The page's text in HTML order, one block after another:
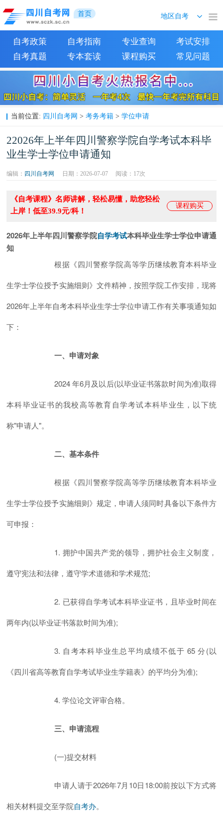
首页
自考政策 自考指南 专业查询
考试安排
自考真题
专本套读 课程购买 常见问题
当前位置: 四川自考网 > 考务考籍> 学位申请
22026年上半年四川警察学院自学考试本科毕
业生学士学位申请通知
编辑： 四川自考网 日期：2026-07-07 阅读： 17次
课程购买
《自考课程》名师讲解，轻松易懂，助您轻松
上岸！低至39.9元/科！
2026年上半年四川警察学院自学考试本科毕业生学士学位申请通
知
根据《四川警察学院高等学历继续教育本科毕业
生学士学位授予实施细则》文件精神，按照学院工作安排，现将
2026年上半年自考本科毕业生学士学位申请工作有关事项通知如
下：
一、申请对象
2024 年6月及以后(以毕业证书落款时间为准)取得
本科毕业证书的我校高等教育自学考试本科毕业生，以下统
称"申请人"。
二、基本条件
根据《四川警察学院高等学历继续教育本科毕业
生学士学位授予实施细则》规定，申请人须同时具备以下条件方
可申报：
1. 拥护中国共产党的领导，拥护社会主义制度，
遵守宪法和法律，遵守学术道德和学术规范;
2. 已获得自学考试本科毕业证书，且毕业时间在
两年内(以毕业证书落款时间为准);
3. 自考本科毕业生总平均成绩不低于 65 分(以
《四川省高等教育自学考试毕业生学籍表》的平均分为准);
4. 学位论文评审合格。
三、申请流程
(一)提交材料
申请人请于2026年7月10日18:00前按以下方式将
相关材料提交至学院自考办。